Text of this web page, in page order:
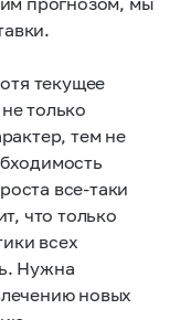
текущее
только
тем не
все-таки
что только
всех
Нужна
новых